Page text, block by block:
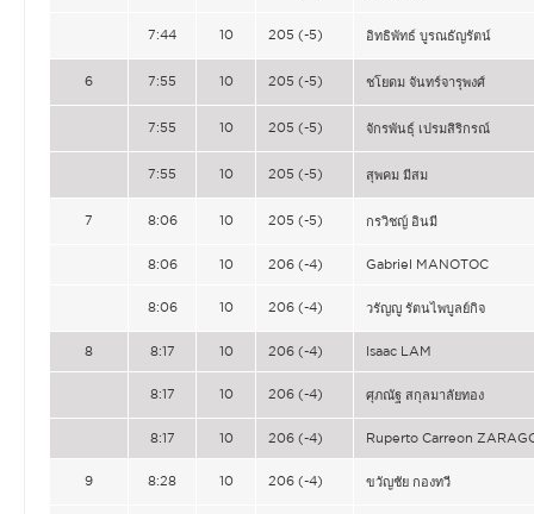
7:44 10 205 (-5) อิทธิพัทธ์ บูรณธัญรัตน์
6 7:55 10 205 (-5) ชโยดม จันทร์จารุพงศ์
7:55 10 205 (-5) จักรพันธุ์ เปรมสิริกรณ์
7:55 10 205 (-5) สุพคม มีสม
7 8:06 10 205 (-5) กรวิชญ์ อินมี
8:06 10 206 (-4) Gabriel MANOTOC
8:06 10 206 (-4) วรัญญู รัตนไพบูลย์กิจ
8 8:17 10 206 (-4) Isaac LAM
8:17 10 206 (-4) ศุภณัฐ สกุลมาลัยทอง
8:17 10 206 (-4) Ruperto Carreon
9 8:28 10 206 (-4) ขวัญชัย กองทวี